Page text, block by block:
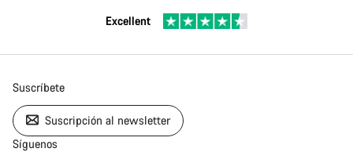
Excellent
Suscríbete
Suscripción al newsletter
Síguenos